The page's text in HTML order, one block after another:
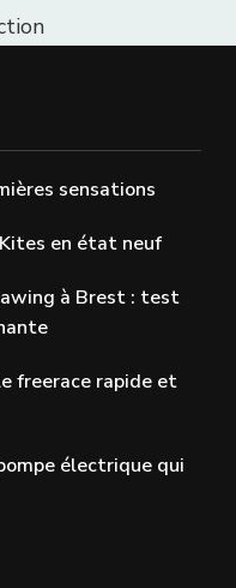
sensations
en état neuf
à Brest : test
freerace rapide et
électrique qui